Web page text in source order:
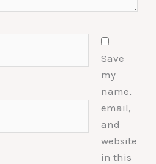
Save
my
name,
email,
and
website
in this